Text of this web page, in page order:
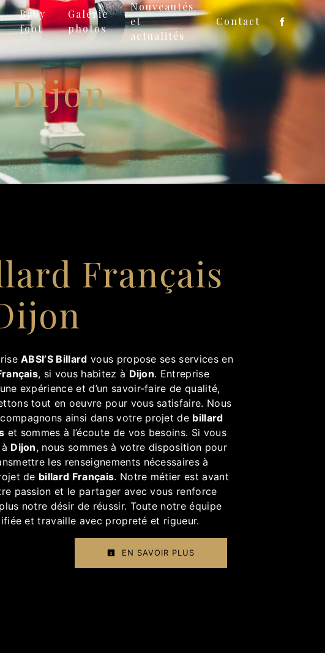
Baby
foot
Galerie
photos
Nouveautés
et
actualités
Contact
Dijon
Français
ABSI’S Billard vous propose ses services en
, si vous habitez à Dijon. Entreprise
expérience et d’un savoir-faire de qualité,
tout en oeuvre pour vous satisfaire. Nous
ainsi dans votre projet de billard
et sommes à l’écoute de vos besoins. Si vous
Dijon, nous sommes à votre disposition pour
les renseignements nécessaires à
de billard Français. Notre métier est avant
passion et le partager avec vous renforce
notre désir de réussir. Toute notre équipe
et travaille avec propreté et rigueur.
EN SAVOIR PLUS